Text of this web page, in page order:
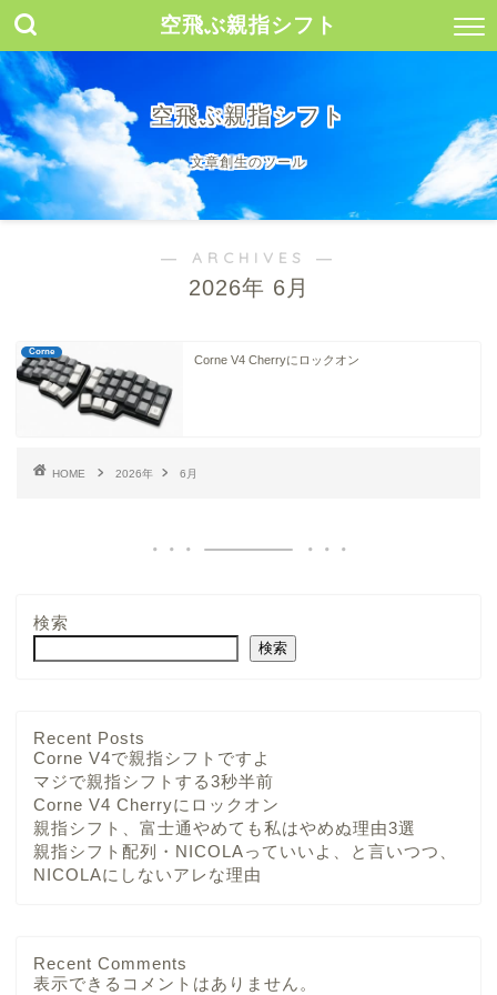
空飛ぶ親指シフト
空飛ぶ親指シフト
文章創生のツール
― ARCHIVES ―
2026年 6月
Corne
Corne V4 Cherryにロックオン
HOME 2026年 6月
検索
検索
Recent Posts
Corne V4で親指シフトですよ
マジで親指シフトする3秒半前
Corne V4 Cherryにロックオン
親指シフト、富士通やめても私はやめぬ理由3選
親指シフト配列・NICOLAっていいよ、と言いつつ、
NICOLAにしないアレな理由
Recent Comments
表示できるコメントはありません。